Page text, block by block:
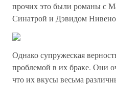
прочих это были романы с
Синатрой и Дэвидом
Однако супружеская
проблемой в их браке. Они
что их вкусы весьма